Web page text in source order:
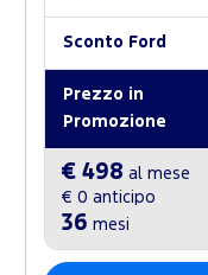
Sconto Ford
Prezzo in
Promozione
€ 498 al mese
€ 0 anticipo
36 mesi